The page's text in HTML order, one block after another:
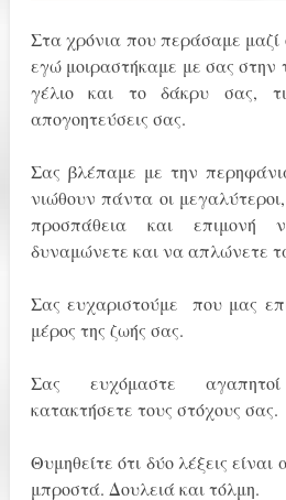
Στα χρόνια που περάσαμε μαζί
εγώ μοιραστήκαμε με σας στην
γέλιο και το δάκρυ σας,
απογοητεύσεις σας.
Σας βλέπαμε με την
νιώθουν πάντα οι
προσπάθεια και επιμονή
δυναμώνετε και να απλώνετε
Σας ευχαριστούμε που μας
μέρος της ζωής σας.
Σας ευχόμαστε
κατακτήσετε τους στόχους σας.
Θυμηθείτε ότι δύο λέξεις
μπροστά. Δουλειά και τόλμη.